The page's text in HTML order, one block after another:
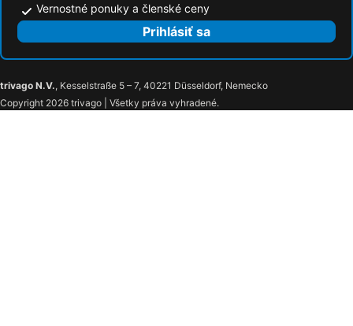
Vernostné ponuky a členské ceny
Prihlásiť sa
trivago N.V., Kesselstraße 5 – 7, 40221 Düsseldorf, Nemecko
Copyright 2026 trivago | Všetky práva vyhradené.